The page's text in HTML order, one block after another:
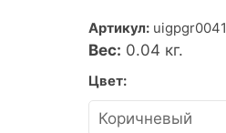
Артикул: uigpgr0041
Вес: 0.04 кг.
Цвет: